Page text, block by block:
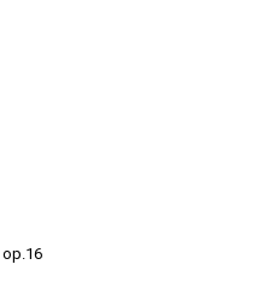
op.16